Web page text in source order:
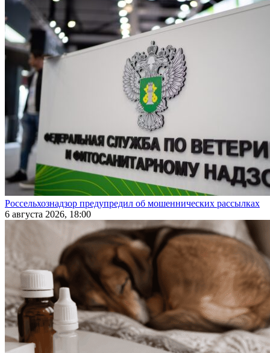
Россельхознадзор предупредил об мошеннических рассылках
6 августа 2026, 18:00